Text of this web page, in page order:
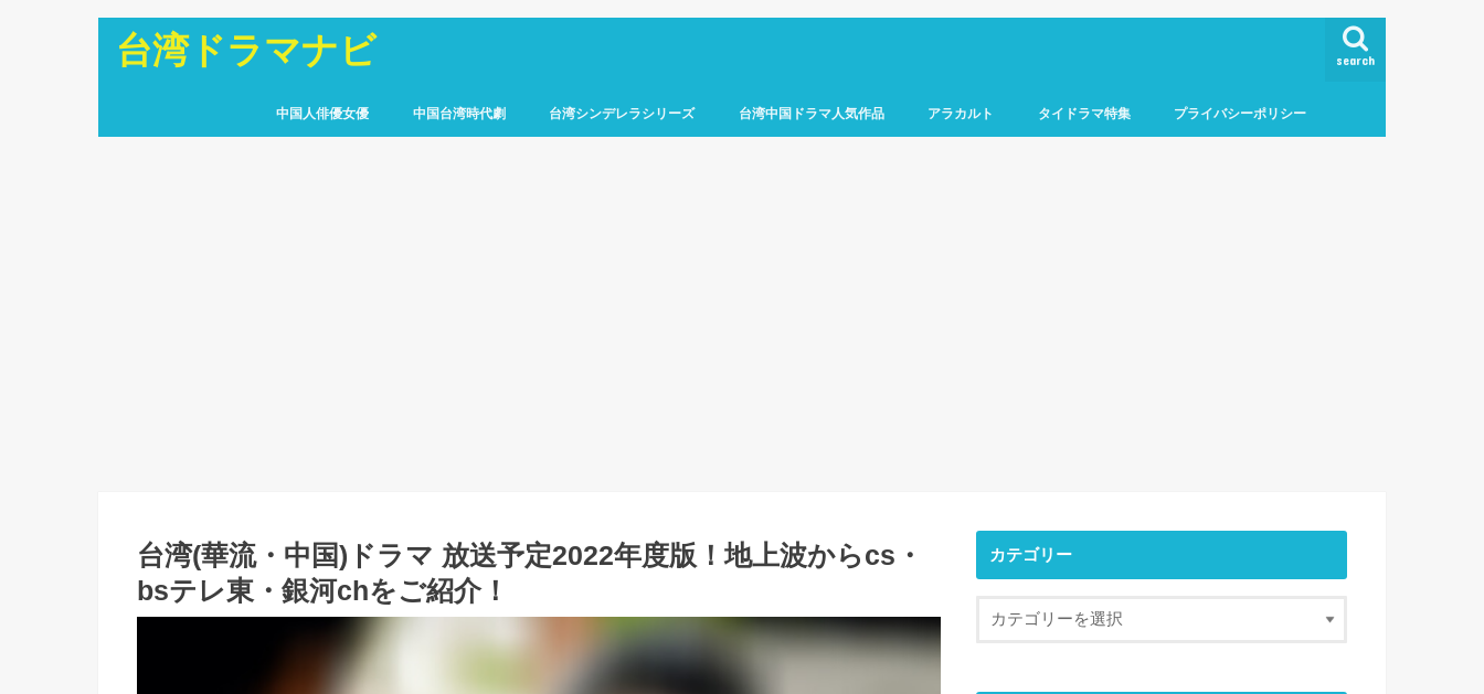
台湾ドラマナビ search
中国人俳優女優 中国台湾時代劇 台湾シンデレラシリーズ 台湾中国ドラマ人気作品 アラカルト タイドラマ特集 プライバシーポリシー
台湾(華流・中国)ドラマ 放送予定2022年度版！地上波からcs・
bsテレ東・銀河chをご紹介！
カテゴリー